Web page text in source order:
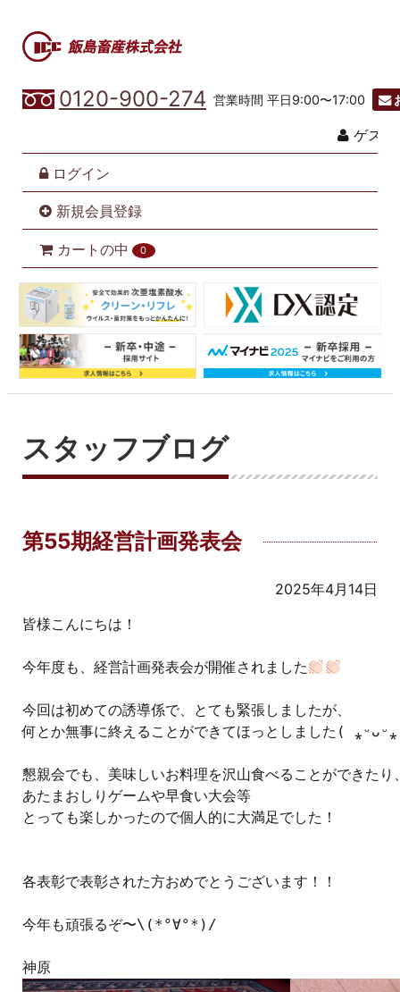
0120-900-274 営業時間 平日9:00〜17:00
ゲスト
ログイン
新規会員登録
カートの中 0
スタッフブログ
第55期経営計画発表会
2025年4月14日
皆様こんにちは！
今年度も、経営計画発表会が開催されました
今回は初めての誘導係で、とても緊張しましたが、
何とか無事に終えることができてほっとしました(
懇親会でも、美味しいお料理を沢山食べることができたり
あたまおしりゲームや早食い大会等
とっても楽しかったので個人的に大満足でした！
各表彰で表彰された方おめでとうございます！！
今年も頑張るぞ〜\(*°∀°*)/